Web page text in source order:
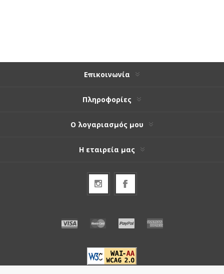
Επικοινωνία
Πληροφορίες
Ο λογαριασμός μου
Η εταιρεία μας